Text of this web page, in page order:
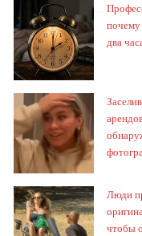
два
Люди
чтобы